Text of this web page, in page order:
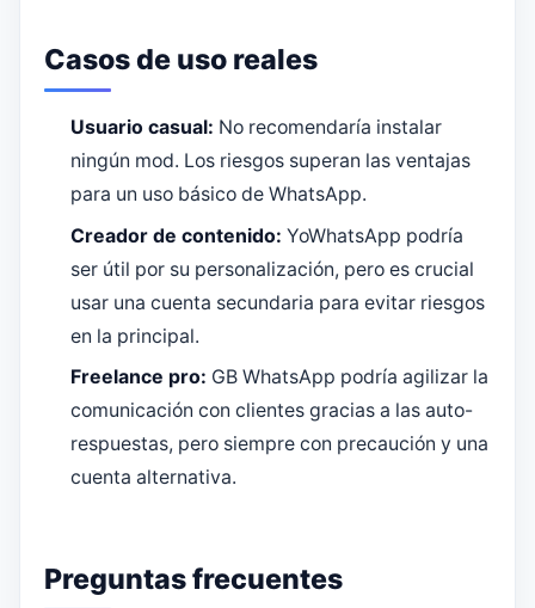
Casos de uso reales
Usuario casual: No recomendaría instalar
ningún mod. Los riesgos superan las ventajas
para un uso básico de WhatsApp.
Creador de contenido: YoWhatsApp podría
ser útil por su personalización, pero es crucial
usar una cuenta secundaria para evitar riesgos
en la principal.
Freelance pro: GB WhatsApp podría agilizar la
comunicación con clientes gracias a las auto-
respuestas, pero siempre con precaución y una
cuenta alternativa.
Preguntas frecuentes